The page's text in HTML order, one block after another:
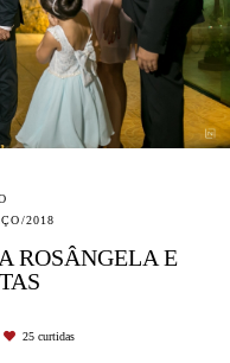
2018
ROSÂNGELA E
25curtidas